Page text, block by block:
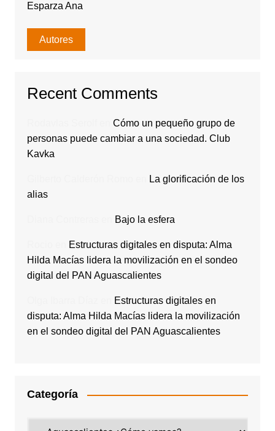
Esparza Ana
Autores
Recent Comments
Cómo un pequeño grupo de
personas puede cambiar a una sociedad. Club
Kavka
La glorificación de los
alias
Bajo la esfera
Estructuras digitales en disputa: Alma
Hilda Macías lidera la movilización en el sondeo
digital del PAN Aguascalientes
Estructuras digitales en
disputa: Alma Hilda Macías lidera la movilización
en el sondeo digital del PAN Aguascalientes
Categoría